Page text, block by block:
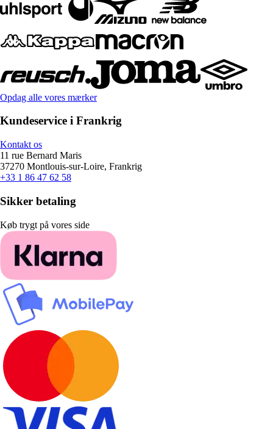
Opdag alle vores mærker
Kundeservice i Frankrig
Kontakt os
11 rue Bernard Maris
37270 Montlouis-sur-Loire, Frankrig
+33 1 86 47 62 58
Sikker betaling
Køb trygt på vores side